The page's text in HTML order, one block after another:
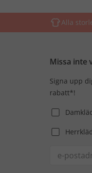
Alla
Missa inte
Signa upp
rabatt*!